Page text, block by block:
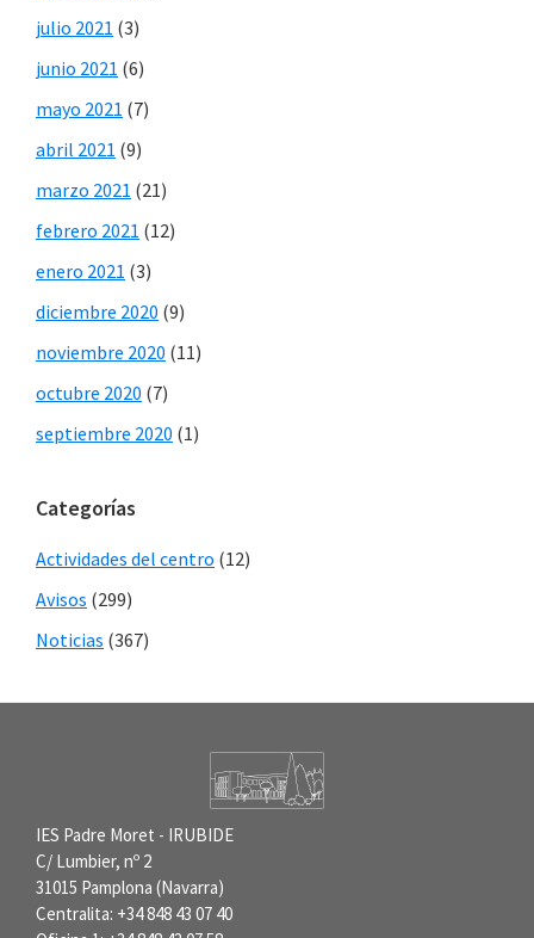
julio 2021 (3)
junio 2021 (6)
mayo 2021 (7)
abril 2021 (9)
marzo 2021 (21)
febrero 2021 (12)
enero 2021 (3)
diciembre 2020 (9)
noviembre 2020 (11)
octubre 2020 (7)
septiembre 2020 (1)
Categorías
Actividades del centro (12)
Avisos (299)
Noticias (367)
IES Padre Moret - IRUBIDE
C/ Lumbier, nº 2
31015 Pamplona (Navarra)
Centralita: +34 848 43 07 40